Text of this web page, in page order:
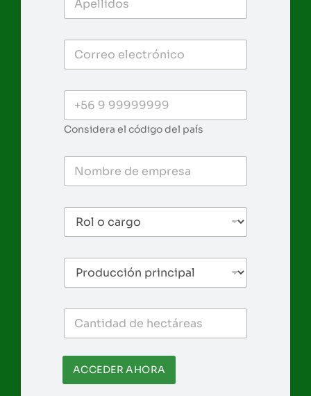
Considera el código del país
ACCEDER AHORA